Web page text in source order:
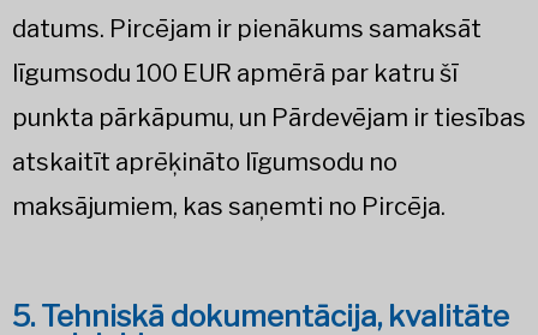
datums. Pircējam ir pienākums samaksāt
līgumsodu 100 EUR apmērā par katru šī
punkta pārkāpumu, un Pārdevējam ir tiesības
atskaitīt aprēķināto līgumsodu no
maksājumiem, kas saņemti no Pircēja.
5. Tehniskā dokumentācija, kvalitāte